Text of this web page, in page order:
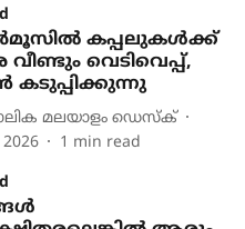
കപ്പലുകള്‍ക്ക്
വീണ്ടും വെടിവെപ്പ്,
കടുപ്പിക്കുന്നു
മലയാളം ഡെസ്ക്
1 min read